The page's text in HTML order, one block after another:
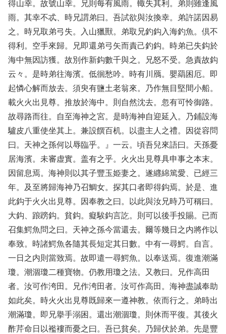
得山幸。故號山幸。兄則每有風雨。輙失其利。弟則雖逢風
雨。其幸不忒、時兄謂弟曰。吾試欲與汝換幸。弟許諾因易
之。時兄取弟弓失。入山獵獸。弟取兄釣鈎入海釣魚。倶不
得利。空手來歸。兄即還弟弓矢而責己釣鈎。時弟已失鈎於
海中無因訪獲。故別作新鈎數千與之。兄怒不受。急責故鈎
云々。是時弟往海濱。低徊愁吟。時有川鴈。嬰羂困厄。即
起憐心解而放去。須臾有鹽土老翁來。乃作無目堅間小船。
載火火出見尊。推放於海中。則自然沈去。忽有可怜御路。
故尋路而往。自至海神之宮。是時海神自迎延入。乃鋪設海
驢皮八重使坐其上。兼設饌百机。以盡主人之禮。因從容問
曰。天神之孫何以辱臨乎。』一云。頃吾兒來語曰。天孫憂
居海濱。未審虚實。盖有之乎。火火出見尊具申事之本末。
因留息焉。海神則以其子豐玉姫妻之。遂纒綿篤愛、已經三
年。及至將歸海神乃召鯛女。探其口者即得鈎焉。於是、進
此鈎于火火出見尊。因奉教之曰。以此與汝兄時乃可稱曰。
大鈎、踉䠙鈎。貧鈎。癡騃鈎言訖。則可以後手投賜。已而
召集鰐魚問之曰。天神之孫今當還去。爾等幾日之内將作以
奉致。時諸鰐魚各隨其長短定其日數。中有一尋鰐。自言。
一日之内則當致焉。故即遣一尋鰐魚。以奉送焉。復進潮滿
瓊。潮涸瓊二種寶物。仍教用瓊之法。又教曰。兄作高田
者。汝可作洿田。兄作洿田者。汝可作高田。海神盡誠奉助
如此矣。時火火出見尊既歸來一遵神教。依而行之。弟時出
潮滿瓊。即兄擧手溺困。還出潮涸瓊。則休而平復。其後火
酢芹命日以襤褸而憂之曰。吾已貧矣。乃歸伏於弟。先是豐